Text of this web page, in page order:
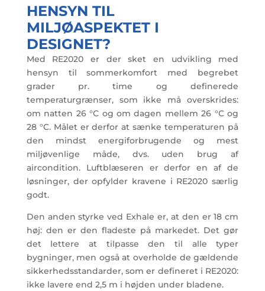
HENSYN TIL
MILJØASPEKTET I
DESIGNET?
Med RE2020 er der sket en udvikling med
hensyn til sommerkomfort med begrebet
grader pr. time og definerede
temperaturgrænser, som ikke må overskrides:
om natten 26 °C og om dagen mellem 26 °C og
28 °C. Målet er derfor at sænke temperaturen på
den mindst energiforbrugende og mest
miljøvenlige måde, dvs. uden brug af
aircondition. Luftblæseren er derfor en af de
løsninger, der opfylder kravene i RE2020 særlig
godt.
Den anden styrke ved Exhale er, at den er 18 cm
høj: den er den fladeste på markedet. Det gør
det lettere at tilpasse den til alle typer
bygninger, men også at overholde de gældende
sikkerhedsstandarder, som er defineret i RE2020:
ikke lavere end 2,5 m i højden under bladene.